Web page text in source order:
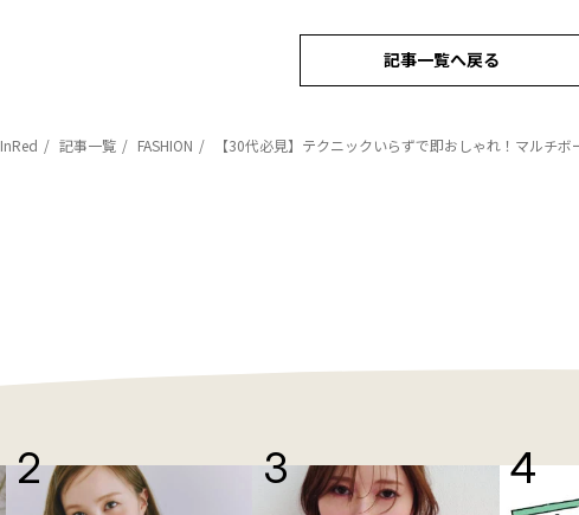
記事一覧へ戻る
InRed 記事一覧 FASHION 【30代必見】テクニックいらずで即おしゃれ！マルチボー